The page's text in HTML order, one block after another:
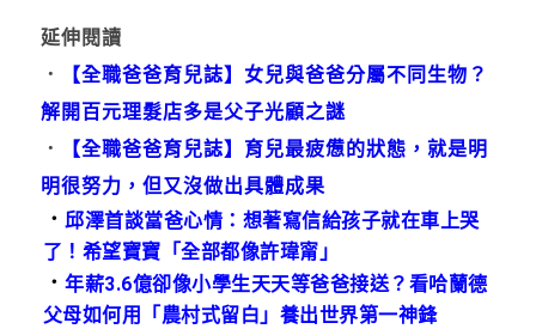
延伸閱讀
．
【全職爸爸育兒誌】女兒與爸爸分屬不同生物？
解開百元理髮店多是父子光顧之謎
．
【全職爸爸育兒誌】育兒最疲憊的狀態，就是明
明很努力，但又沒做出具體成果
．邱澤首談當爸心情：想著寫信給孩子就在車上哭
了！希望寶寶「全部都像許瑋甯」
．年薪3.6億卻像小學生天天等爸爸接送？看哈蘭德
父母如何用「農村式留白」養出世界第一神鋒